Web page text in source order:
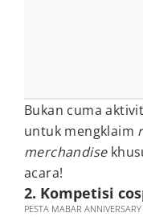
Bukan cuma
untuk mengklaim
merchandise
acara!
2. Kompetisi
PESTA MABAR